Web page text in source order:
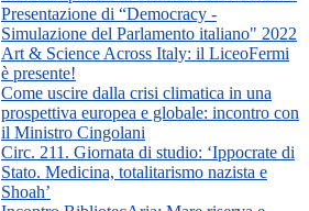
Presentazione di “Democracy -
Simulazione del Parlamento italiano" 2022
Art & Science Across Italy: il LiceoFermi
è presente!
Come uscire dalla crisi climatica in una
prospettiva europea e globale: incontro con
il Ministro Cingolani
Circ. 211. Giornata di studio: ‘Ippocrate di
Stato. Medicina, totalitarismo nazista e
Shoah’